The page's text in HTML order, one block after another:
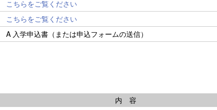
こちらをご覧ください
こちらをご覧ください
A 入学申込書（または申込フォームの送信）
内 容